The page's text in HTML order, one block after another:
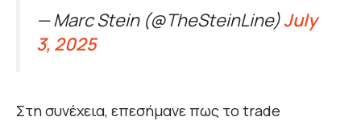
— Marc Stein (@TheSteinLine)July
3, 2025
Στη συνέχεια, επεσήμανε πως το trade